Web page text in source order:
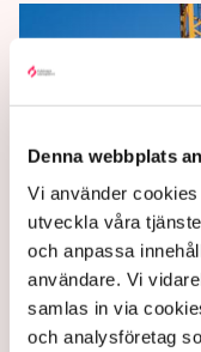
Denna webbplats
Vi använder
utveckla våra
och anpassa
användare. Vi
samlas in via
och analysföretag
Domen